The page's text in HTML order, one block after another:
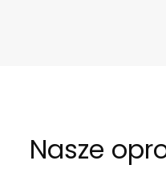
Nasze